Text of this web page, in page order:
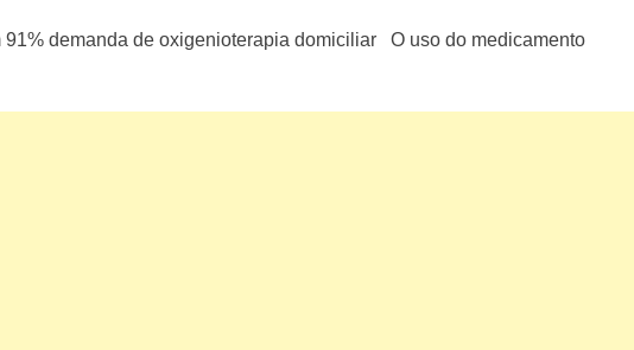
demanda de oxigenioterapia domiciliar O uso do medicamento